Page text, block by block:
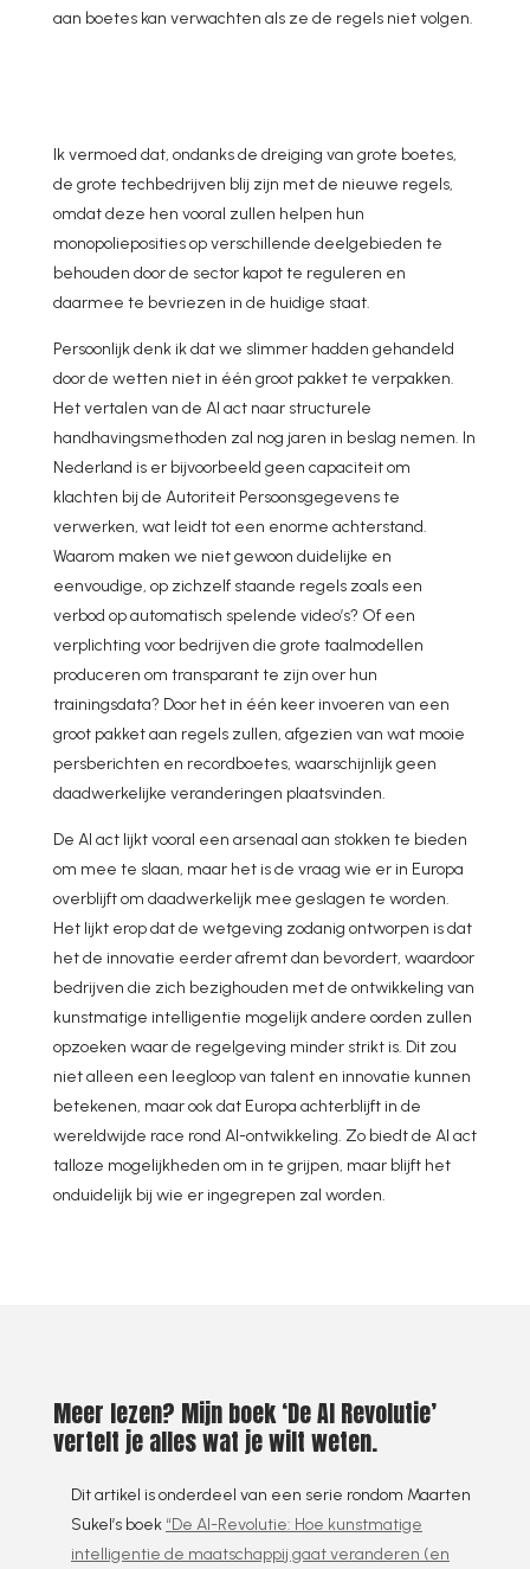
aan boetes kan verwachten als ze de regels niet volgen.
Ik vermoed dat, ondanks de dreiging van grote boetes,
de grote techbedrijven blij zijn met de nieuwe regels,
omdat deze hen vooral zullen helpen hun
monopolieposities op verschillende deelgebieden te
behouden door de sector kapot te reguleren en
daarmee te bevriezen in de huidige staat.
Persoonlijk denk ik dat we slimmer hadden gehandeld
door de wetten niet in één groot pakket te verpakken.
Het vertalen van de AI act naar structurele
handhavingsmethoden zal nog jaren in beslag nemen. In
Nederland is er bijvoorbeeld geen capaciteit om
klachten bij de Autoriteit Persoonsgegevens te
verwerken, wat leidt tot een enorme achterstand.
Waarom maken we niet gewoon duidelijke en
eenvoudige, op zichzelf staande regels zoals een
verbod op automatisch spelende video’s? Of een
verplichting voor bedrijven die grote taalmodellen
produceren om transparant te zijn over hun
trainingsdata? Door het in één keer invoeren van een
groot pakket aan regels zullen, afgezien van wat mooie
persberichten en recordboetes, waarschijnlijk geen
daadwerkelijke veranderingen plaatsvinden.
De AI act lijkt vooral een arsenaal aan stokken te bieden
om mee te slaan, maar het is de vraag wie er in Europa
overblijft om daadwerkelijk mee geslagen te worden.
Het lijkt erop dat de wetgeving zodanig ontworpen is dat
het de innovatie eerder afremt dan bevordert, waardoor
bedrijven die zich bezighouden met de ontwikkeling van
kunstmatige intelligentie mogelijk andere oorden zullen
opzoeken waar de regelgeving minder strikt is. Dit zou
niet alleen een leegloop van talent en innovatie kunnen
betekenen, maar ook dat Europa achterblijft in de
wereldwijde race rond AI-ontwikkeling. Zo biedt de AI act
talloze mogelijkheden om in te grijpen, maar blijft het
onduidelijk bij wie er ingegrepen zal worden.
Meer lezen? Mijn boek ‘De AI Revolutie’
vertelt je alles wat je wilt weten.
Dit artikel is onderdeel van een serie rondom Maarten
Sukel’s boek “De AI-Revolutie: Hoe kunstmatige
intelligentie de maatschappij gaat veranderen (en